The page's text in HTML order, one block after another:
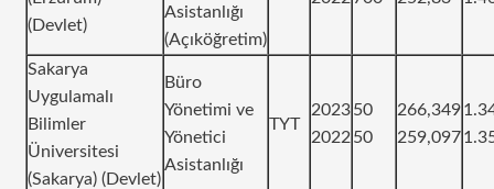
(Devlet)
Asistanlığı
(Açıköğretim)
Sakarya
Uygulamalı
Bilimler
Üniversitesi
(Sakarya) (Devlet)
Büro
Yönetimi ve
Yönetici
Asistanlığı
TYT
2023
2022
50
50
266,349
259,097